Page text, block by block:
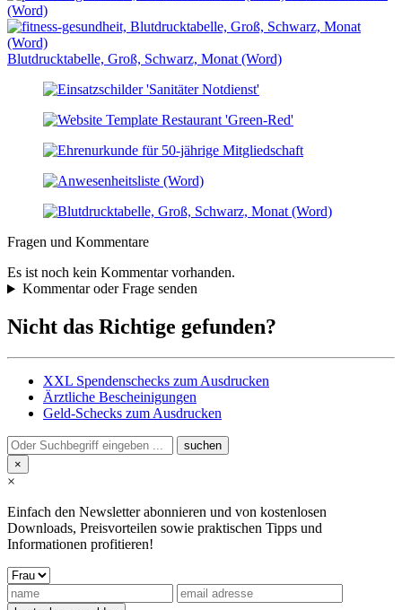
(Word)
Blutdrucktabelle, Groß, Schwarz, Monat (Word)
Fragen und Kommentare
Es ist noch kein Kommentar vorhanden.
Kommentar oder Frage senden
Nicht das Richtige gefunden?
XXL Spendenschecks zum Ausdrucken
Ärztliche Bescheinigungen
Geld-Schecks zum Ausdrucken
×
×
Einfach den Newsletter abonnieren und von kostenlosen
Downloads, Preisvorteilen sowie praktischen Tipps und
Informationen profitieren!